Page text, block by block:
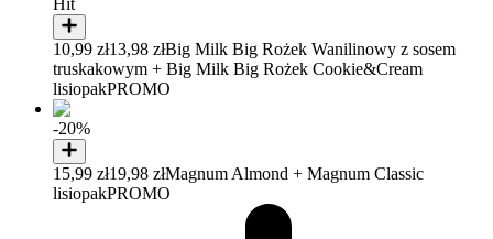
10,99 zł13,98 złBig Milk Big Rożek Wanilinowy z sosem
truskakowym + Big Milk Big Rożek Cookie&Cream
lisiopakPROMO
-20%
15,99 zł19,98 złMagnum Almond + Magnum Classic
lisiopakPROMO